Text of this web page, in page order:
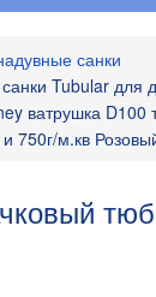
санки
Tubular для
ватрушка D100
750г/м.кв